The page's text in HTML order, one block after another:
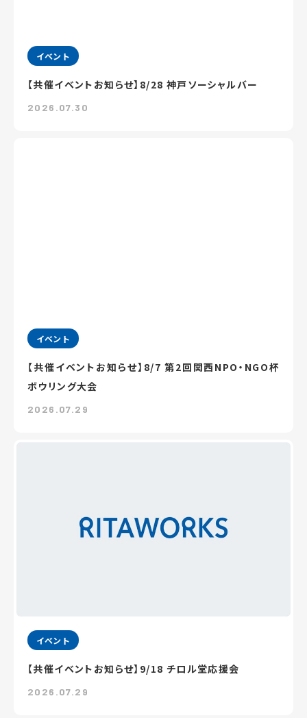
イベント
【共催イベントお知らせ】8/28 神戸ソーシャルバー
2026.07.30
イベント
【共催イベントお知らせ】8/7 第2回関西NPO・NGO杯
ボウリング大会
2026.07.29
イベント
【共催イベントお知らせ】9/18 チロル堂応援会
2026.07.29